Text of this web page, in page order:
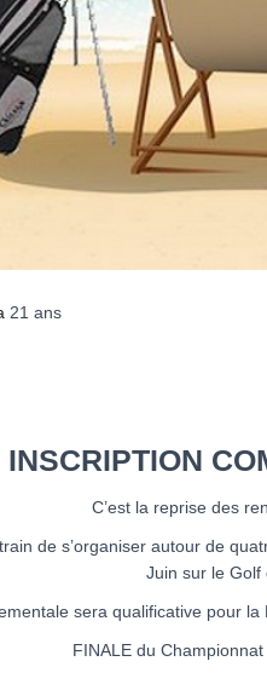
21 ans
C’est la reprise des
de s’organiser autour de
Juin sur le Golf
sera qualificative pour
FINALE du